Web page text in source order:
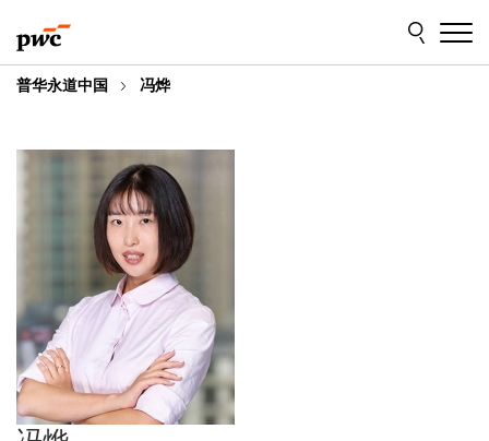
to
content
to
footer
普华永道中国 冯烨